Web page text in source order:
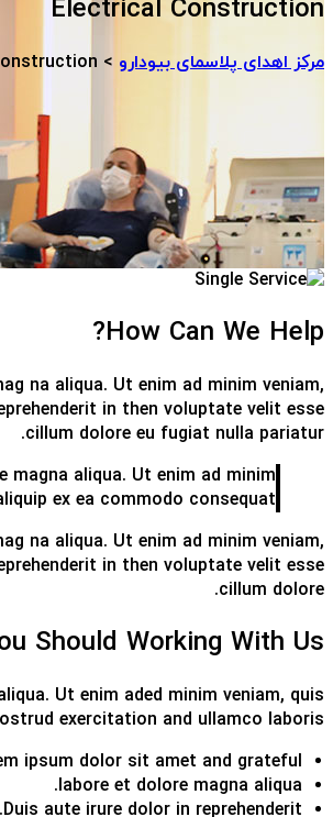
Electrical Construction
مرکز اهدای پلاسمای بیودارو >
How Can We Help?
na aliqua. Ut enim ad minim veniam,
in then voluptate velit esse
cillum dolore eu fugiat nulla pariatur.
aliqua. Ut enim ad minim
ex ea commodo consequat.
na aliqua. Ut enim ad minim veniam,
in then voluptate velit esse
cillum dolore.
Should Working With Us?
Ut enim aded minim veniam, quis
exercitation and ullamco laboris.
ipsum dolor sit amet and grateful.
labore et dolore magna aliqua.
Duis aute irure dolor in reprehenderit.